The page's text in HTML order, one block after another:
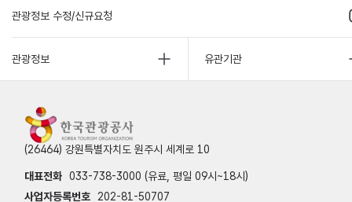
관광정보 수정/신규요청
관광정보 유관기관
(26464) 강원특별자치도 원주시 세계로 10
대표전화 033-738-3000 (유료, 평일 09시~18시)
사업자등록번호
202-81-50707